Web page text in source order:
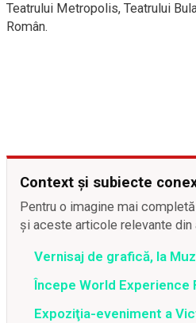
Teatrului Metropolis, Teatrului
Român.
Context și subiecte
Pentru o imagine mai
și aceste articole relevante
Vernisaj de grafică, la
Începe World Experience
Expoziţia-eveniment a